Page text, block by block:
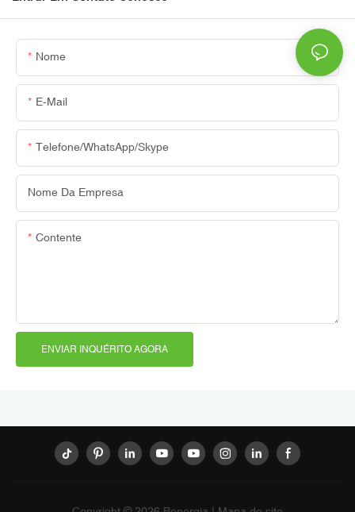
Nome
E-Mail
Telefone/WhatsApp/Skype
Nome Da Empresa
Contente
ENVIAR INQUÉRITO AGORA